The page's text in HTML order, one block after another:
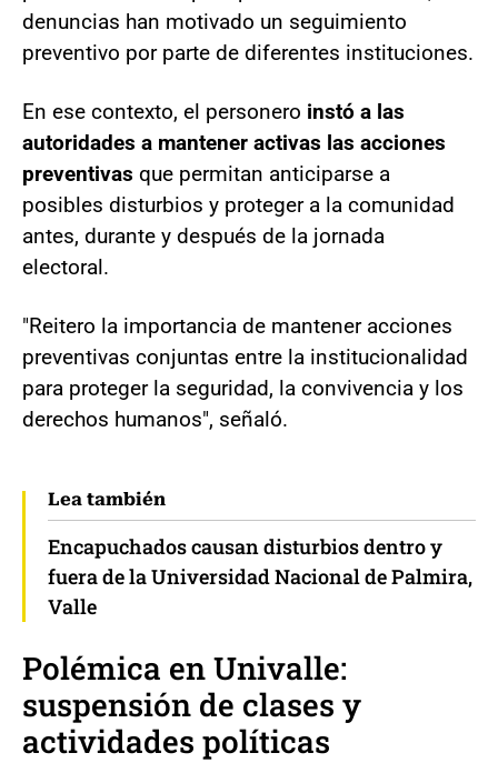
denuncias han motivado un seguimiento
preventivo por parte de diferentes instituciones.
En ese contexto, el personero instó a las
autoridades a mantener activas las acciones
preventivas que permitan anticiparse a
posibles disturbios y proteger a la comunidad
antes, durante y después de la jornada
electoral.
"Reitero la importancia de mantener acciones
preventivas conjuntas entre la institucionalidad
para proteger la seguridad, la convivencia y los
derechos humanos", señaló.
Lea también
Encapuchados causan disturbios dentro y
fuera de la Universidad Nacional de Palmira,
Valle
Polémica en Univalle:
suspensión de clases y
actividades políticas